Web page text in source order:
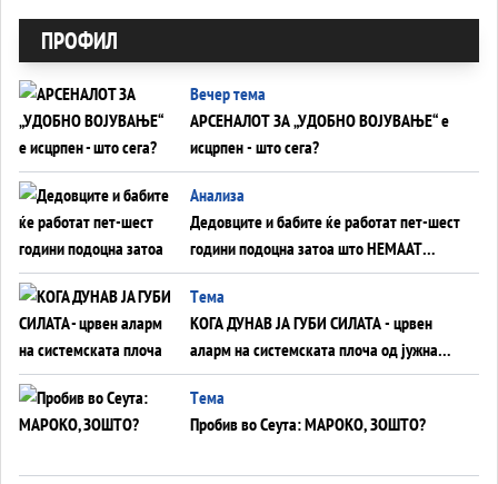
ПРОФИЛ
Вечер тема
АРСЕНАЛОТ ЗА „УДОБНО ВОЈУВАЊЕ“ е
исцрпен - што сега?
Анализа
Дедовците и бабите ќе работат пет-шест
години подоцна затоа што НЕМААТ
ВНУЦИ ДА ГИ ЗАМЕНАТ
Tема
КОГА ДУНАВ ЈА ГУБИ СИЛАТА - црвен
аларм на системската плоча од јужна
Германија до Црното Море...
Tема
Пробив во Сеута: МАРОКО, ЗОШТО?